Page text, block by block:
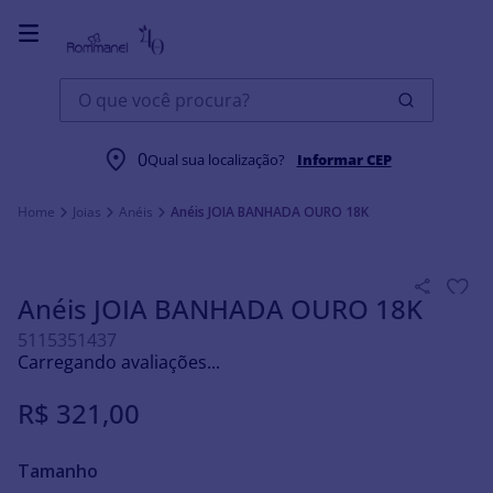
O que você procura?
0Qual sua localização? Informar CEP
Joias Anéis Anéis JOIA BANHADA OURO 18K
Anéis JOIA BANHADA OURO 18K
5115351437